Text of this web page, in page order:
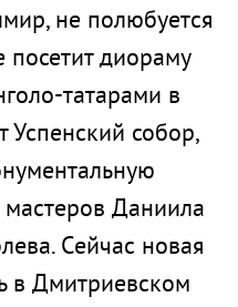
не полюбуется
посетит диораму
татарами в
Успенский собор,
Даниила
Сейчас новая
в Дмитриевском